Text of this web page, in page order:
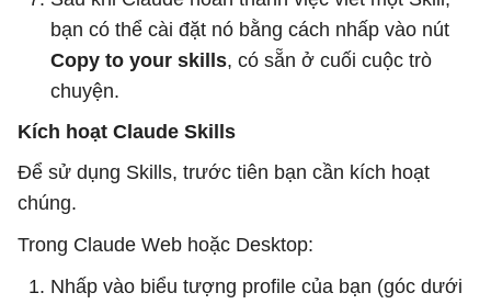
bạn có thể cài đặt nó bằng cách nhấp vào nút
Copy to your skills, có sẵn ở cuối cuộc trò
chuyện.
Kích hoạt Claude Skills
Để sử dụng Skills, trước tiên bạn cần kích hoạt
chúng.
Trong Claude Web hoặc Desktop:
Nhấp vào biểu tượng profile của bạn (góc dưới